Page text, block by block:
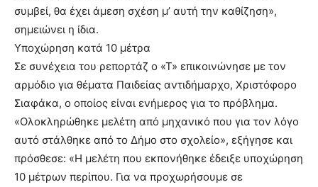
συμβεί, θα έχει άμεση σχέση μ’ αυτή την καθίζηση»,
σημειώνει η ίδια.
Υποχώρηση κατά 10 μέτρα
Σε συνέχεια του ρεπορτάζ ο «Τ» επικοινώνησε με τον
αρμόδιο για θέματα Παιδείας αντιδήμαρχο, Χριστόφορο
Σιαφάκα, ο οποίος είναι ενήμερος για το πρόβλημα.
«Ολοκληρώθηκε μελέτη από μηχανικό που για τον λόγο
αυτό στάλθηκε από το Δήμο στο σχολείο», εξήγησε και
πρόσθεσε: «Η μελέτη που εκπονήθηκε έδειξε υποχώρηση
10 μέτρων περίπου. Για να προχωρήσουμε σε